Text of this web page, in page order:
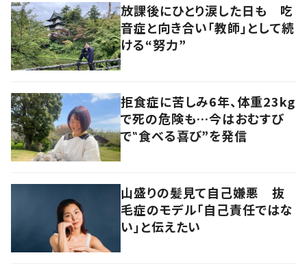
放課後にひとり涙した日も 吃
音症と向き合い「教師」として続
ける“努力”
拒食症に苦しみ6年、体重23kg
で死の危険も…今はおむすび
で‟食べる喜び”を発信
山盛りの髪見て自己嫌悪 抜
毛症のモデル「自己責任ではな
い」と伝えたい